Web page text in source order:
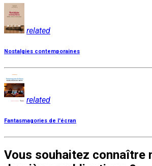
related
Nostalgies contemporaines
related
Fantasmagories de l'écran
Vous souhaitez connaître